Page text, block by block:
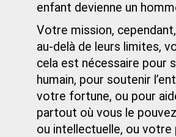
enfant devienne un
Votre mission,
au-delà de leurs limites,
cela est nécessaire pour
humain, pour soutenir
votre fortune, ou pour
partout où vous le
ou intellectuelle, ou votre